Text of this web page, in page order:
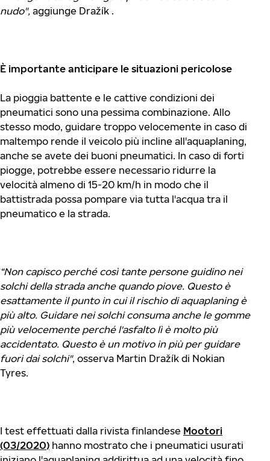
nudo", aggiunge Dražík .
È importante anticipare le situazioni pericolose
La pioggia battente e le cattive condizioni dei
pneumatici sono una pessima combinazione. Allo
stesso modo, guidare troppo velocemente in caso di
maltempo rende il veicolo più incline all'aquaplaning,
anche se avete dei buoni pneumatici. In caso di forti
piogge, potrebbe essere necessario ridurre la
velocità almeno di 15-20 km/h in modo che il
battistrada possa pompare via tutta l'acqua tra il
pneumatico e la strada.
“Non capisco perché così tante persone guidino nei
solchi della strada anche quando piove. Questo è
esattamente il punto in cui il rischio di aquaplaning è
più alto. Guidare nei solchi consuma anche le gomme
più velocemente perché l'asfalto lì è molto più
accidentato. Questo è un motivo in più per guidare
fuori dai solchi", osserva Martin Dražík di Nokian
Tyres.
I test effettuati dalla rivista finlandese Mootori
(03/2020) hanno mostrato che i pneumatici usurati